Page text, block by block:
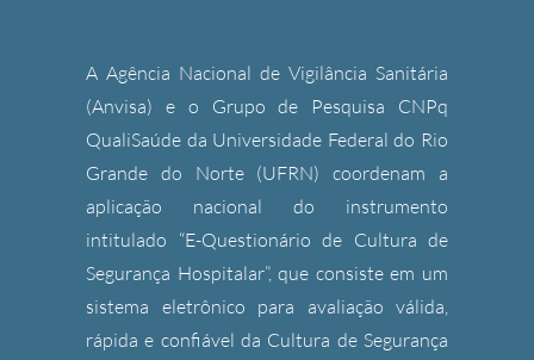
A Agência Nacional de Vigilância Sanitária
(Anvisa) e o Grupo de Pesquisa CNPq
QualiSaúde da Universidade Federal do Rio
Grande do Norte (UFRN) coordenam a
aplicação nacional do instrumento
intitulado “E-Questionário de Cultura de
Segurança Hospitalar”, que consiste em um
sistema eletrônico para avaliação válida,
rápida e confiável da Cultura de Segurança